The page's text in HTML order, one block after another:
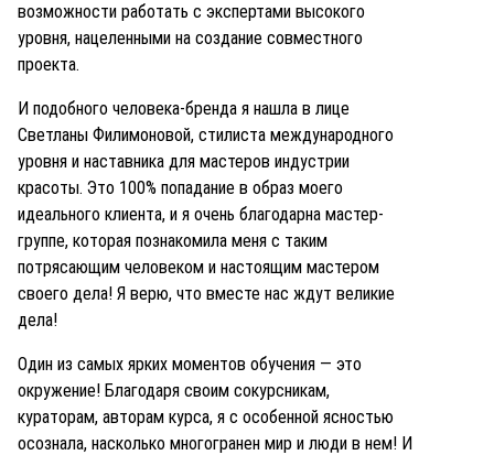
возможности работать с экспертами высокого
уровня, нацеленными на создание совместного
проекта.
И подобного человека-бренда я нашла в лице
Светланы Филимоновой, стилиста международного
уровня и наставника для мастеров индустрии
красоты. Это 100% попадание в образ моего
идеального клиента, и я очень благодарна мастер-
группе, которая познакомила меня с таким
потрясающим человеком и настоящим мастером
своего дела! Я верю, что вместе нас ждут великие
дела!
Один из самых ярких моментов обучения — это
окружение! Благодаря своим сокурсникам,
кураторам, авторам курса, я с особенной ясностью
осознала, насколько многогранен мир и люди в нем! И